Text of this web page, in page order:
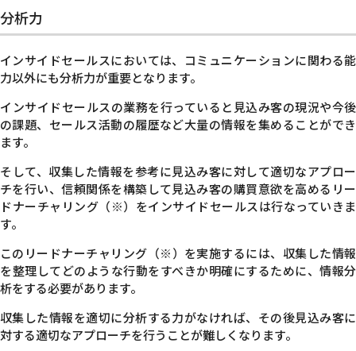
分析力
インサイドセールスにおいては、コミュニケーションに関わる能
力以外にも分析力が重要となります。
インサイドセールスの業務を行っていると見込み客の現況や今後
の課題、セールス活動の履歴など大量の情報を集めることができ
ます。
そして、収集した情報を参考に見込み客に対して適切なアプロー
チを行い、信頼関係を構築して見込み客の購買意欲を高めるリー
ドナーチャリング （※） をインサイドセールスは行なっていきま
す。
このリードナーチャリング （※） を実施するには、収集した情報
を整理してどのような行動をすべきか明確にするために、情報分
析をする必要があります。
収集した情報を適切に分析する力がなければ、その後見込み客に
対する適切なアプローチを行うことが難しくなります。